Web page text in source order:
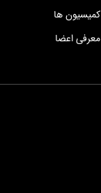
کمیسیون ها
معرفی اعضا